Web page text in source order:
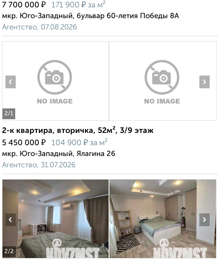
7 700 000 ₽ 171 900 ₽ за м²
мкр. Юго-Западный, бульвар 60-летия Победы 8А
Агентство, 07.08.2026
2/1
‹ ›
2-к квартира, вторичка, 52м², 3/9 этаж
5 450 000 ₽ 104 900 ₽ за м²
мкр. Юго-Западный, Ялагина 26
Агентство, 31.07.2026
2/2
‹ ›